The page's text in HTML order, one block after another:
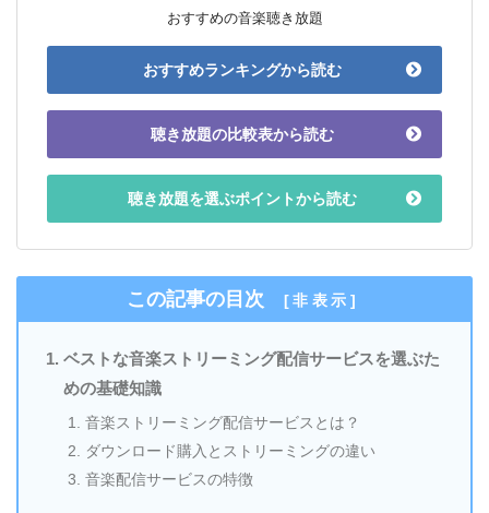
おすすめの音楽聴き放題
おすすめランキングから読む
聴き放題の比較表から読む
聴き放題を選ぶポイントから読む
この記事の目次 [非表示 ]
ベストな音楽ストリーミング配信サービスを選ぶた
めの基礎知識
音楽ストリーミング配信サービスとは？
ダウンロード購入とストリーミングの違い
音楽配信サービスの特徴